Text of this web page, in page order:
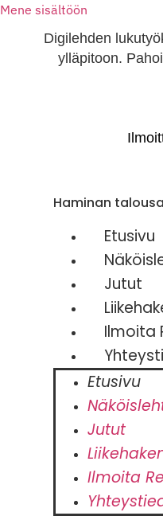
Mene sisältöön
Digilehden
ylläpitoon.
Haminan
Etusivu
Jutut
Ilmoita
Etusivu
Jutut
Ilmoita